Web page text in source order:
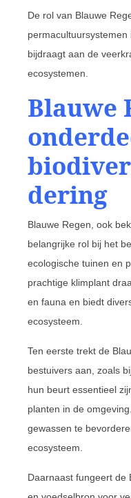
De rol van Blauwe
bijdraagt aan de
ecosystemen.
Blauwe
dering
Blauwe Regen, ook
belangrijke rol bij het
ecologische tuinen en
prachtige klimplant
en fauna en biedt
ecosysteem.
Ten eerste trekt de
bestuivers aan, zoals
hun beurt essentieel
planten in de
gewassen te
ecosysteem.
Daarnaast fungeert de